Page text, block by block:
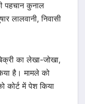
पहचान कुनाल
लालवानी, निवासी
का लेखा-जोखा,
है। मामले को
कोर्ट में पेश किया